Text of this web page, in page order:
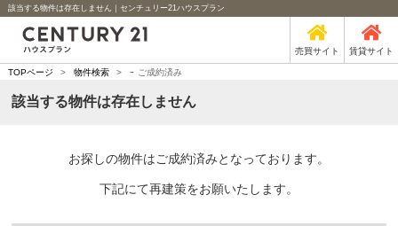
該当する物件は存在しません｜センチュリー21ハウスプラン
売買サイト 賃貸サイト
TOPページ > 物件検索 > - ご成約済み
該当する物件は存在しません
お探しの物件はご成約済みとなっております。
下記にて再建策をお願いたします。